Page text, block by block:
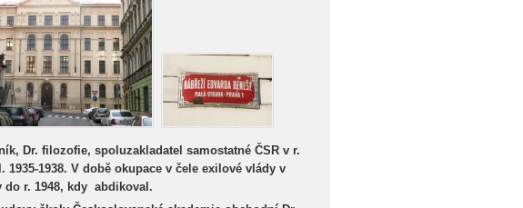
Dr. filozofie, spoluzakladatel samostatné ČSR v r.
1938. V době okupace v čele exilové vlády v
do r. 1948, kdy abdikoval.